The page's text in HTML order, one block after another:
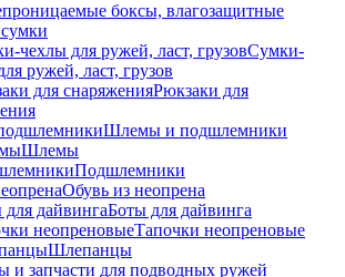
боксы, влагозащитные
Сумки-
ружей, ласт, грузов
Рюкзаки для
Шлемы и подшлемники
Шлемы
Подшлемники
Обувь из неопрена
Боты для дайвинга
Тапочки неопреновые
Шлепанцы